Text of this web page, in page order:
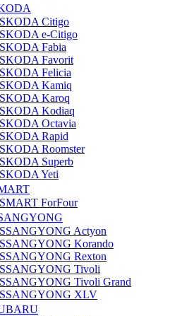
SKODA Citigo
e-Citigo
Fabia
Favorit
Felicia
Kamiq
Karoq
Kodiaq
Octavia
Rapid
Roomster
Superb
Yeti
ForFour
SSANGYONG Actyon
SSANGYONG Korando
Rexton
SSANGYONG Tivoli
SSANGYONG Tivoli Grand
SSANGYONG XLV